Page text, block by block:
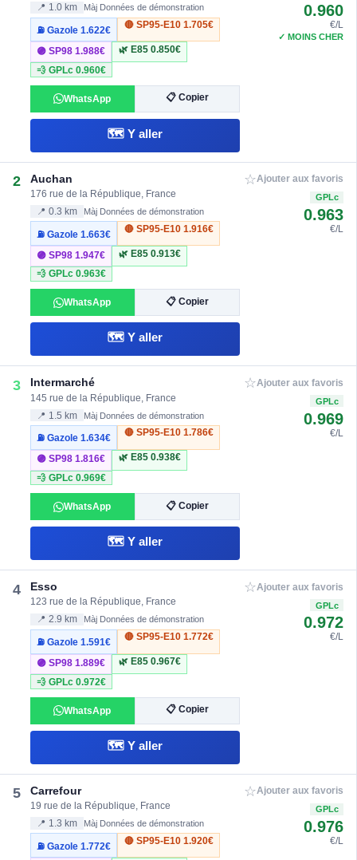
📍 1.0 km Màj Données de démonstration
⛽ Gazole1.622€
🔴 SP95-E10 1.705€
🟣 SP981.988€ 🌿 E85 0.850€
💨 GPLc0.960€
WhatsApp 📋 Copier
🗺️ Y aller
0.960
€/L
✓ MOINS CHER
2 Auchan
176 rue de la République, France
📍 0.3 km Màj Données de démonstration
⛽ Gazole1.663€
🔴 SP95-E10 1.916€
🟣 SP981.947€ 🌿 E85 0.913€
💨 GPLc0.963€
WhatsApp 📋 Copier
🗺️ Y aller
☆Ajouter aux favoris
GPLc
0.963
€/L
3 Intermarché
145 rue de la République, France
📍 1.5 km Màj Données de démonstration
⛽ Gazole1.634€
🔴 SP95-E10 1.786€
🟣 SP981.816€ 🌿 E85 0.938€
💨 GPLc0.969€
WhatsApp 📋 Copier
🗺️ Y aller
☆Ajouter aux favoris
GPLc
0.969
€/L
4 Esso
123 rue de la République, France
📍 2.9 km Màj Données de démonstration
⛽ Gazole1.591€
🔴 SP95-E10 1.772€
🟣 SP981.889€ 🌿 E85 0.967€
💨 GPLc0.972€
WhatsApp 📋 Copier
🗺️ Y aller
☆Ajouter aux favoris
GPLc
0.972
€/L
5 Carrefour
19 rue de la République, France
📍 1.3 km Màj Données de démonstration
⛽ Gazole1.772€
🔴 SP95-E10 1.920€
☆Ajouter aux favoris
GPLc
0.976
€/L